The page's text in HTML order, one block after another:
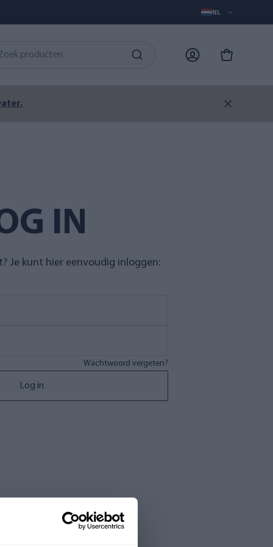
NL
IN
Je kunt hier eenvoudig inloggen:
Wachtwoord vergeten?
Log in